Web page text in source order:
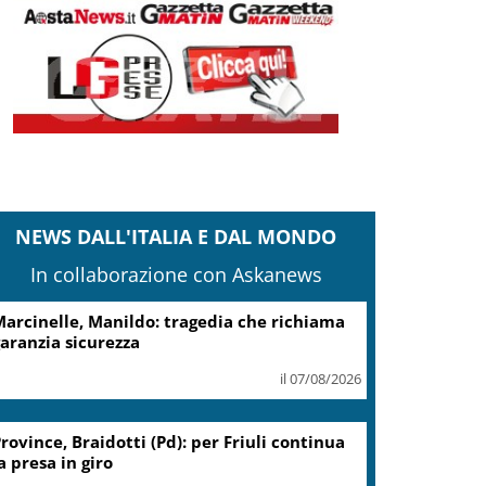
NEWS DALL'ITALIA E DAL MONDO
In collaborazione con Askanews
Valbruna, Bitonci: trovato punto
equilibrio
il 07/08/2026
Coin, accordo con sindacati su
piano risanamento e rilancio